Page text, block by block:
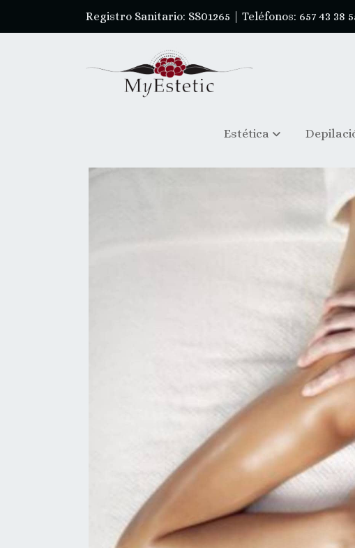
Registro Sanitario: SS01265 | Teléfonos: 657 43 38
Estética